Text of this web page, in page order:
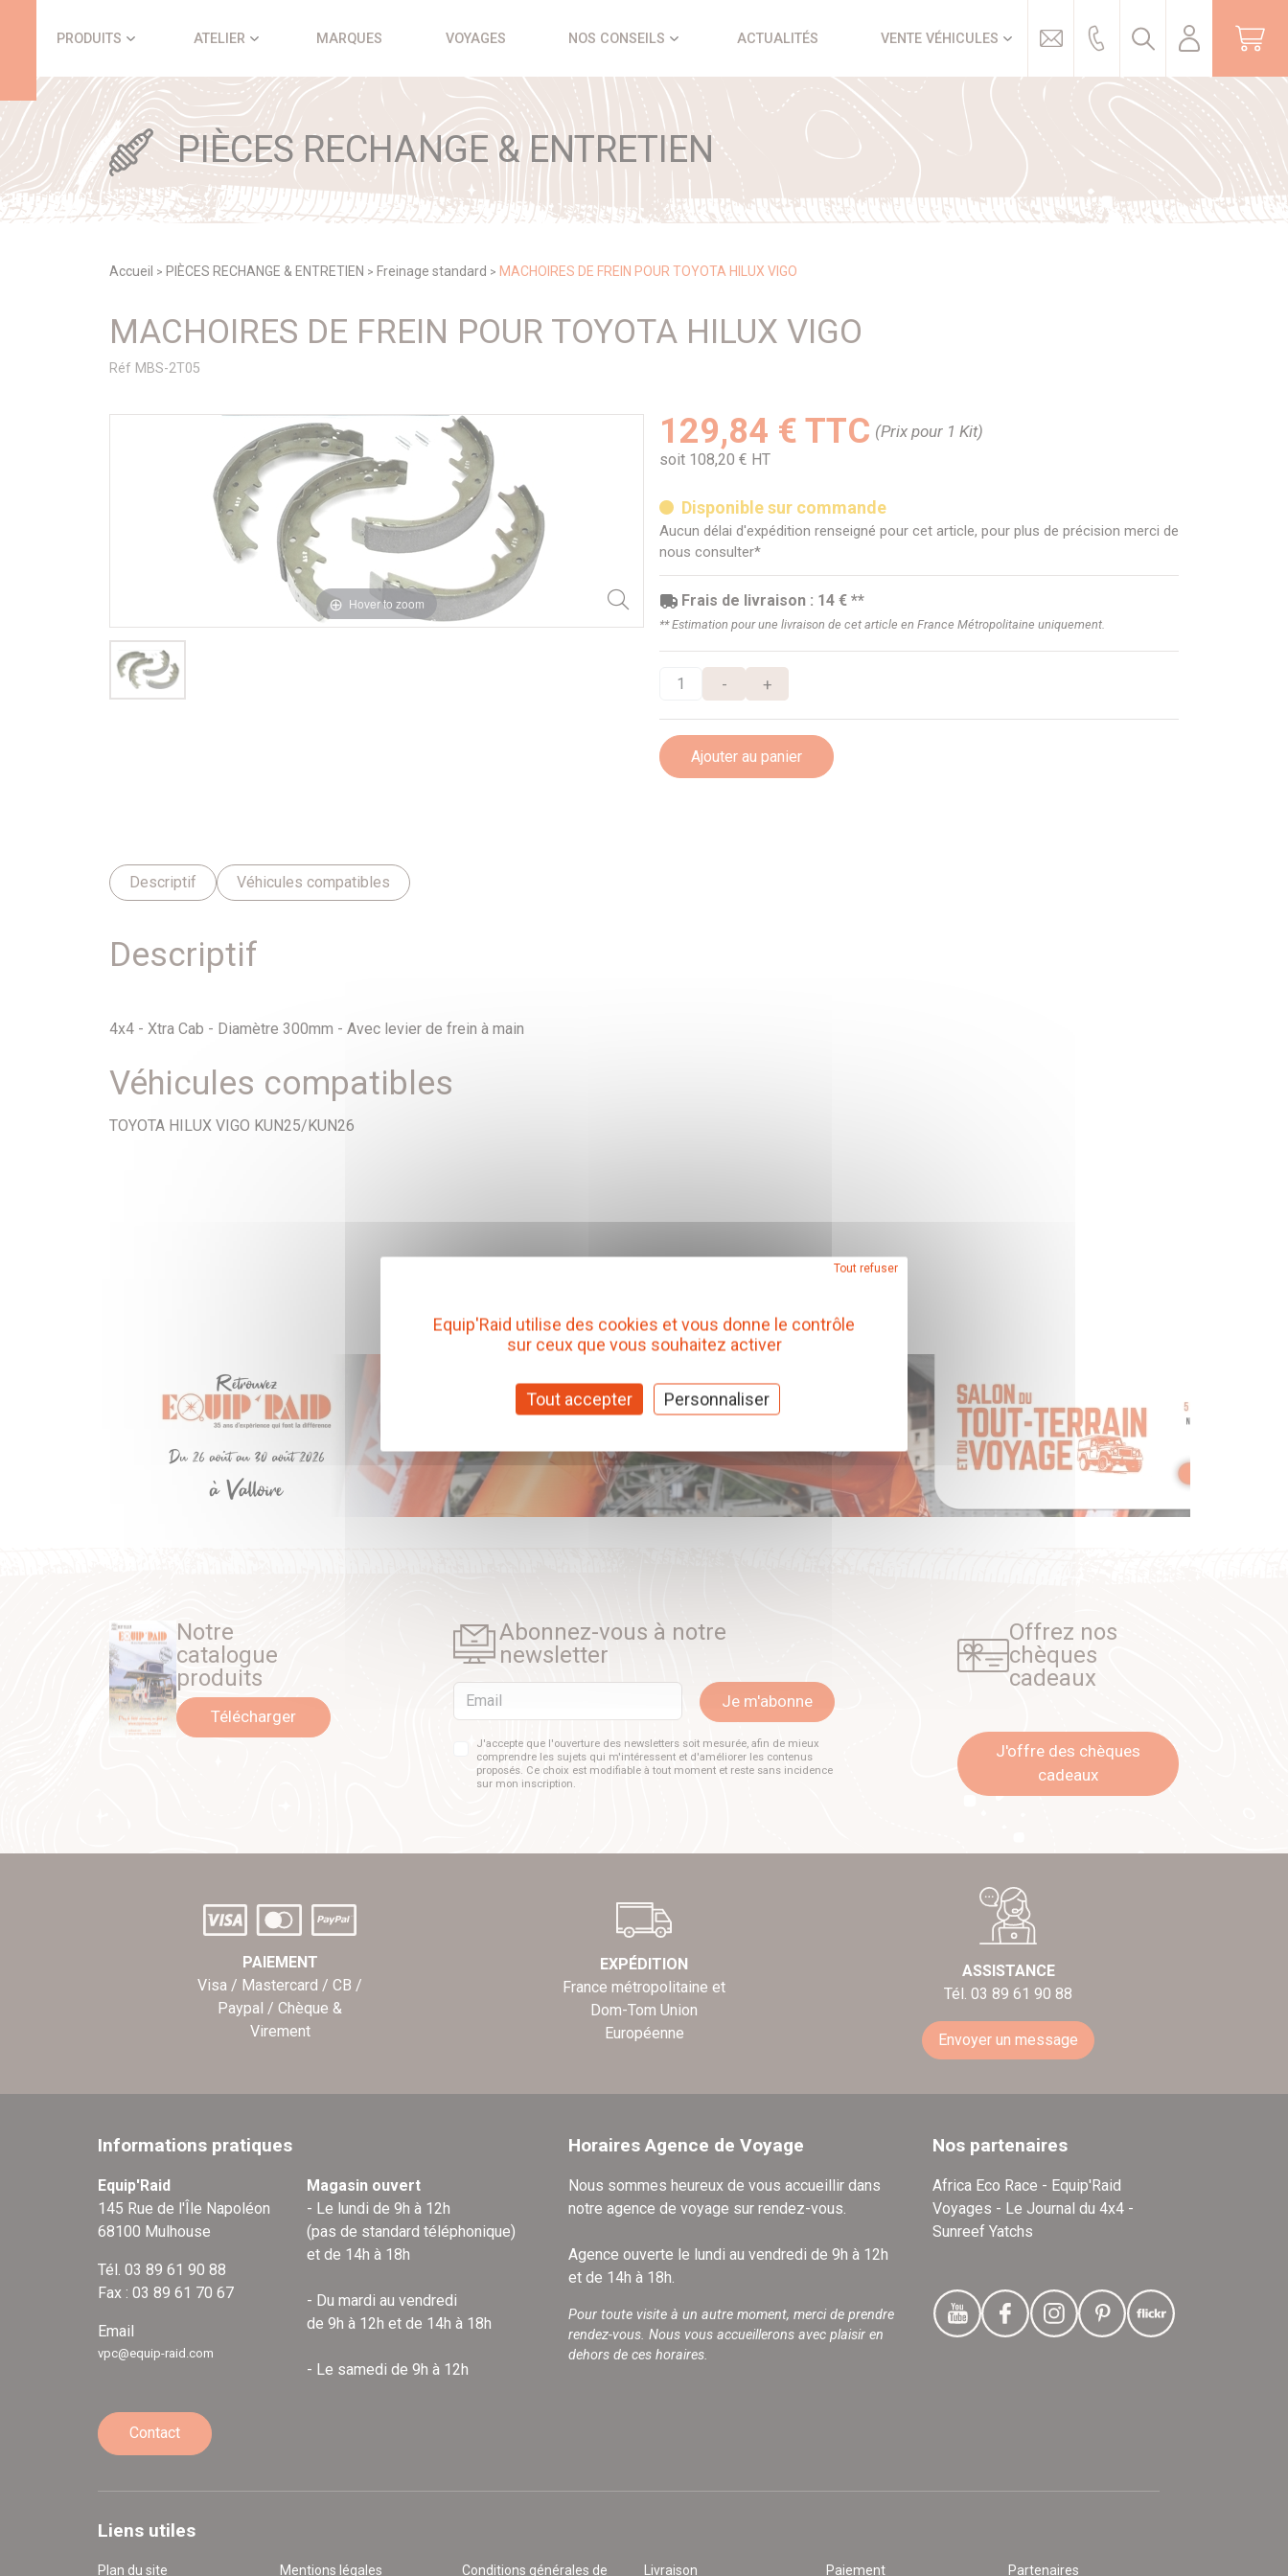
PRODUITS ATELIER MARQUES VOYAGES NOS CONSEILS ACTUALITÉS VENTE VÉHICULES
PIÈCES RECHANGE & ENTRETIEN
Accueil > PIÈCES RECHANGE & ENTRETIEN > Freinage standard > MACHOIRES DE FREIN POUR TOYOTA HILUX VIGO
MACHOIRES DE FREIN POUR TOYOTA HILUX VIGO
Réf MBS-2T05
Hover to zoom
129,84 € TTC (Prix pour 1 Kit)
soit 108,20 € HT
Disponible sur commande
Aucun délai d'expédition renseigné pour cet article, pour plus de précision merci de
nous consulter*
Frais de livraison : 14 € **
** Estimation pour une livraison de cet article en France Métropolitaine uniquement.
- +
Ajouter au panier
Descriptif Véhicules compatibles
Descriptif
4x4 - Xtra Cab - Diamètre 300mm - Avec levier de frein à main
Véhicules compatibles
TOYOTA HILUX VIGO KUN25/KUN26
Notre
catalogue
produits
Télécharger
Abonnez-vous à notre
newsletter
Email Je m'abonne
J'accepte que l'ouverture des newsletters soit mesurée, afin de mieux
comprendre les sujets qui m'intéressent et d'améliorer les contenus
proposés. Ce choix est modifiable à tout moment et reste sans incidence
sur mon inscription.
Offrez nos
chèques
cadeaux
J'offre des chèques
cadeaux
PAIEMENT
Visa / Mastercard / CB /
Paypal / Chèque &
Virement
EXPÉDITION
France métropolitaine et
Dom-Tom Union
Européenne
ASSISTANCE
Tél. 03 89 61 90 88
Envoyer un message
Informations pratiques
Equip'Raid
145 Rue de l'Île Napoléon
68100 Mulhouse
Tél. 03 89 61 90 88
Fax : 03 89 61 70 67
Email
vpc@equip-raid.com
Magasin ouvert
- Le lundi de 9h à 12h
(pas de standard téléphonique)
et de 14h à 18h
- Du mardi au vendredi
de 9h à 12h et de 14h à 18h
- Le samedi de 9h à 12h
Contact
Horaires Agence de Voyage
Nous sommes heureux de vous accueillir dans
notre agence de voyage sur rendez-vous.
Agence ouverte le lundi au vendredi de 9h à 12h
et de 14h à 18h.
Pour toute visite à un autre moment, merci de prendre
rendez-vous. Nous vous accueillerons avec plaisir en
dehors de ces horaires.
Nos partenaires
Africa Eco Race - Equip'Raid
Voyages - Le Journal du 4x4 -
Sunreef Yatchs
Liens utiles
Plan du site Mentions légales Conditions générales de Livraison Paiement Partenaires
Equip'Raid utilise des cookies et vous donne le contrôle
sur ceux que vous souhaitez activer
Tout accepter
Tout refuser
Personnaliser